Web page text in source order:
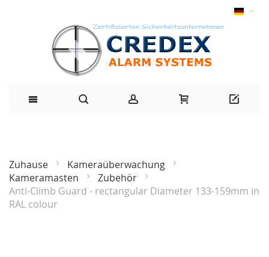
Zuhause
Kameraüberwachung
Kameramasten
Zubehör
Anti-Climb Guard - rectangular Diameter 133-159mm in
RAL colour